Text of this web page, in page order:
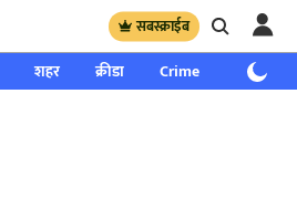
सबस्क्राईब
शहर क्रीडा Crime साप्ताहिक